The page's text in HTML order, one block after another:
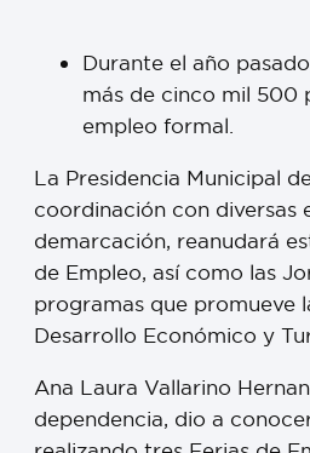
Durante el año
más de cinco mil 500
empleo formal.
La Presidencia Municipal
coordinación con diversas
demarcación, reanudará
de Empleo, así como las
programas que promueve
Desarrollo Económico y
Ana Laura Vallarino
dependencia, dio a